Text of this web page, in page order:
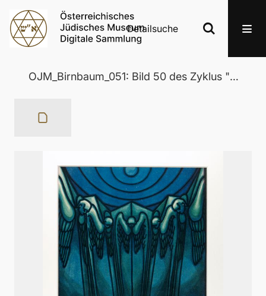
Detailsuche
OJM_Birnbaum_051: Bild 50 des Zyklus "Moses"